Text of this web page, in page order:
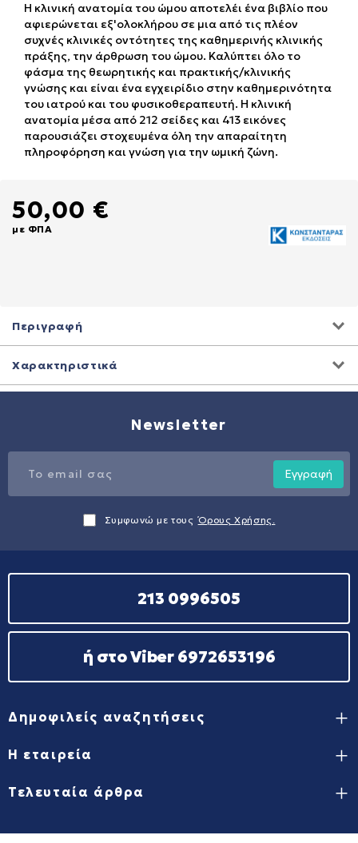
Η κλινική ανατομία του ώμου αποτελέι ένα βιβλίο που
αφιερώνεται εξ'ολοκλήρου σε μια από τις πλέον
συχνές κλινικές οντότητες της καθημερινής κλινικής
πράξης, την άρθρωση του ώμου. Καλύπτει όλο το
φάσμα της θεωρητικής και πρακτικής/κλινικής
γνώσης και είναι ένα εγχειρίδιο στην καθημερινότητα
του ιατρού και του φυσικοθεραπευτή. Η κλινική
ανατομία μέσα από 212 σείδες και 413 εικόνες
παρουσιάζει στοχευμένα όλη την απαραίτητη
πληροφόρηση και γνώση για την ωμική ζώνη.
50,00 €
με ΦΠΑ
Περιγραφή
Χαρακτηριστικά
Newsletter
Εγγραφή
Συμφωνώ με τους Όρους Χρήσης.
213 0996505
ή στο Viber 6972653196
Δημοφιλείς αναζητήσεις
Η εταιρεία
Τελευταία άρθρα